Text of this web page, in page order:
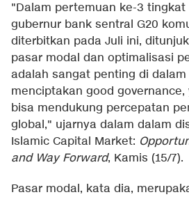
"Dalam pertemuan ke-3 tingkat
gubernur bank sentral G20
diterbitkan pada Juli ini,
pasar modal dan optimalisasi
adalah sangat penting di
menciptakan good
bisa mendukung percepatan
global," ujarnya dalam dalam
Islamic Capital Market:
and Way Forward, Kamis (15/7).
Pasar modal, kata dia,